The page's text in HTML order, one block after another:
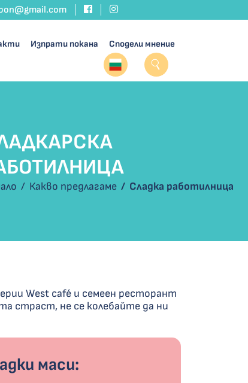
Изпрати покана Сподели мнение
Какво предлагаме Сладка работилница
West café и семеен ресторант
страст, не се колебайте да ни
маси: